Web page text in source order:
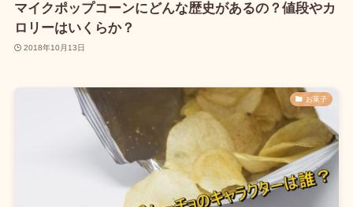
マイクポップコーンにどんな歴史があるの？値段やカ
ロリーはいくらか？
2018年10月13日
お菓子